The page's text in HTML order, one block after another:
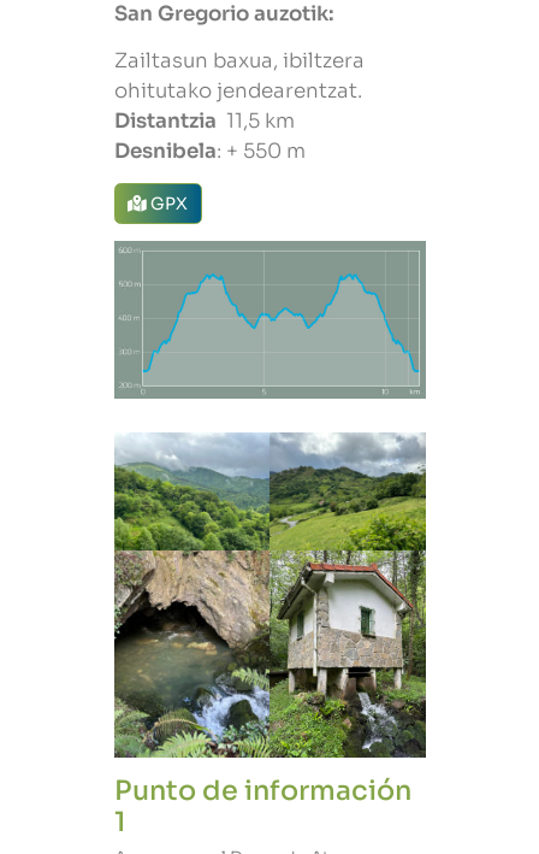
San Gregorio auzotik:
Zailtasun baxua, ibiltzera
ohitutako jendearentzat.
Distantzia 11,5 km
Desnibela: + 550 m
GPX
Punto de información
1